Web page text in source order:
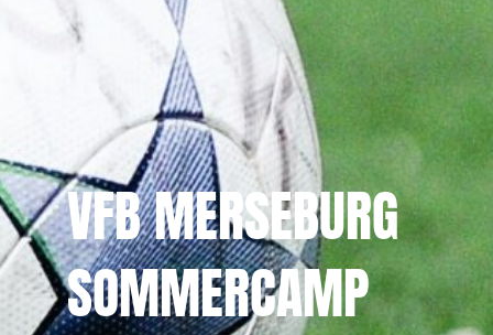
VFB MERSEBURG
SOMMERCAMP